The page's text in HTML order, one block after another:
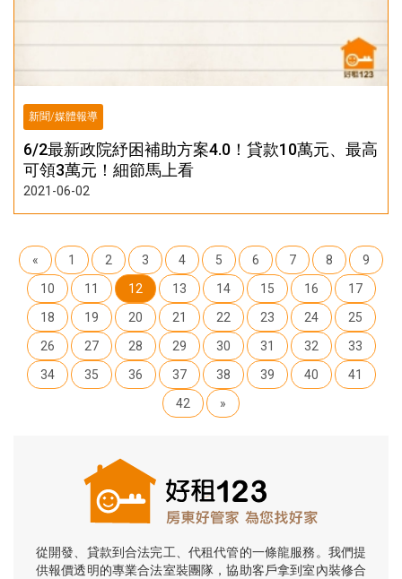
新聞/媒體報導
6/2最新政院紓困補助方案4.0！貸款10萬元、最高
可領3萬元！細節馬上看
2021-06-02
« 1 2 3 4 5 6 7 8
9
10
11 12 13 14 15 16
17
18
19 20 21 22 23 24
25
26
27 28 29 30 31 32
33
34
35 36 37 38 39 40
41
42
»
從開發、貸款到合法完工、代租代管的一條龍服務。我們提
供報價透明的專業合法室裝團隊，協助客戶拿到室內裝修合